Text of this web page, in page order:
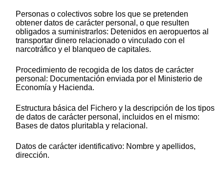
Personas o colectivos sobre los que se pretenden
obtener datos de carácter personal, o que resulten
obligados a suministrarlos: Detenidos en aeropuertos al
transportar dinero relacionado o vinculado con el
narcotráfico y el blanqueo de capitales.
Procedimiento de recogida de los datos de carácter
personal: Documentación enviada por el Ministerio de
Economía y Hacienda.
Estructura básica del Fichero y la descripción de los tipos
de datos de carácter personal, incluidos en el mismo:
Bases de datos pluritabla y relacional.
Datos de carácter identificativo: Nombre y apellidos,
dirección.